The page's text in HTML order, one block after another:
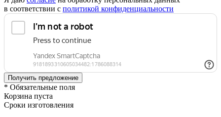
в соответствии с политикой конфиденциальности
* Обязательные поля
Корзина пуста
Сроки изготовления